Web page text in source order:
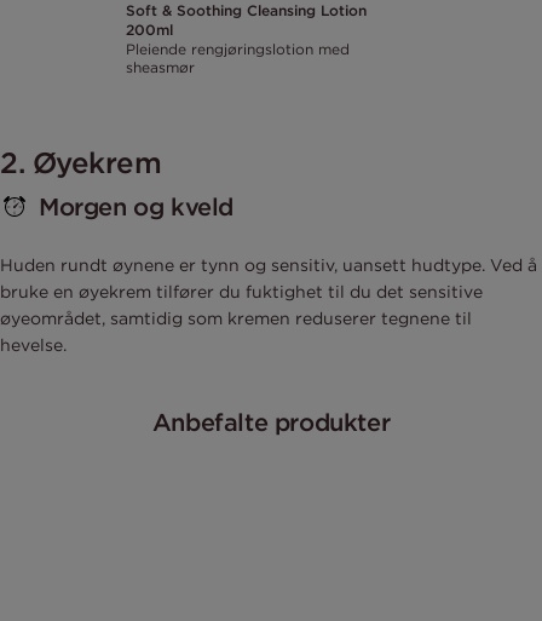
Soft & Soothing Cleansing Lotion
200ml
Pleiende rengjøringslotion med
sheasmør
2. Øyekrem
Morgen og kveld
Huden rundt øynene er tynn og sensitiv, uansett hudtype. Ved å
bruke en øyekrem tilfører du fuktighet til du det sensitive
øyeområdet, samtidig som kremen reduserer tegnene til
hevelse.
Anbefalte produkter